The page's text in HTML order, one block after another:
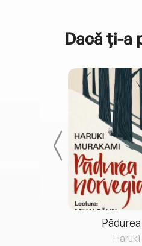
Dacă ți-a